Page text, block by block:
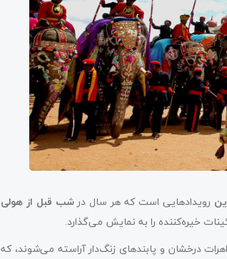
رویدادهایی است که هر سال درشب قبل از هولی
خیره‌کننده را به نمایش می‌گذارد.
درخشان و پابندهای زنگ‌دار آراسته می‌شوند، که